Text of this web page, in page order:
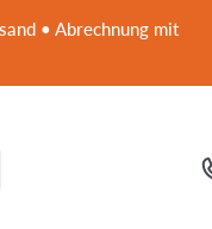
• Abrechnung mit